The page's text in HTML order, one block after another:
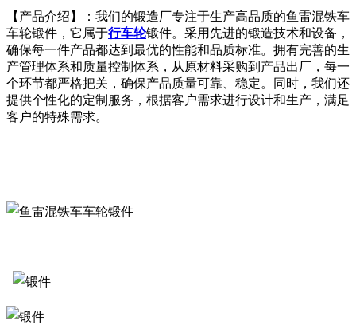
【产品介绍】：我们的锻造厂专注于生产高品质的鱼雷混铁车
车轮锻件，它属于行车轮锻件。采用先进的锻造技术和设备，
确保每一件产品都达到最优的性能和品质标准。拥有完善的生
产管理体系和质量控制体系，从原材料采购到产品出厂，每一
个环节都严格把关，确保产品质量可靠、稳定。同时，我们还
提供个性化的定制服务，根据客户需求进行设计和生产，满足
客户的特殊需求。